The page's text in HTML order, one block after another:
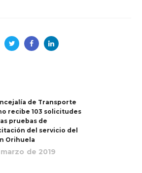
de Transporte
recibe 103 solicitudes
pruebas de
del servicio del
Orihuela
de 2019